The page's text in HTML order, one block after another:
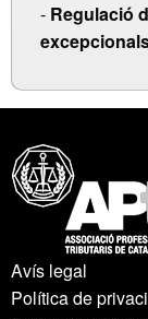
- Regulació
Avís legal
Política de